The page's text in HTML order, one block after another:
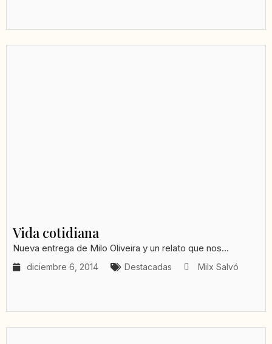
Vida cotidiana
Nueva entrega de Milo Oliveira y un relato que nos...
diciembre 6, 2014 Destacadas Milx Salvó